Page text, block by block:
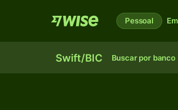
Pessoal
Swift/BIC Buscar por banco